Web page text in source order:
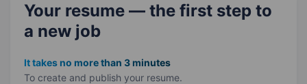
Your resume — the first step to
a new job
It takes no more than 3 minutes
To create and publish your resume.